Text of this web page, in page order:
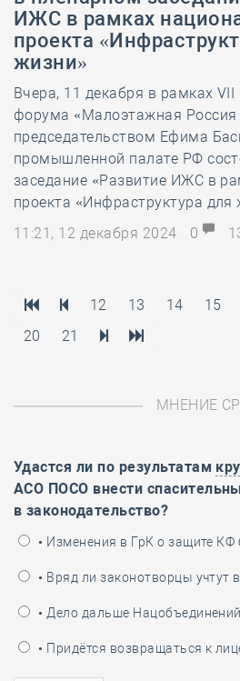
ИЖС в рамках
проекта
жизни»
Вчера, 11 декабря в рамках
форума «Малоэтажная Россия
председательством Ефима
промышленной палате РФ
заседание «Развитие ИЖС в
проекта «Инфраструктура для
11:21, 12 декабря 2024
0
12 13 14 15
20
21
МНЕНИЕ
Удастся ли по результатам
АСО ПОСО внести
в законодательство?
• Изменения в ГрК о защите КФ
• Вряд ли законотворцы учтут
• Дело дальше
• Придётся возвращаться к